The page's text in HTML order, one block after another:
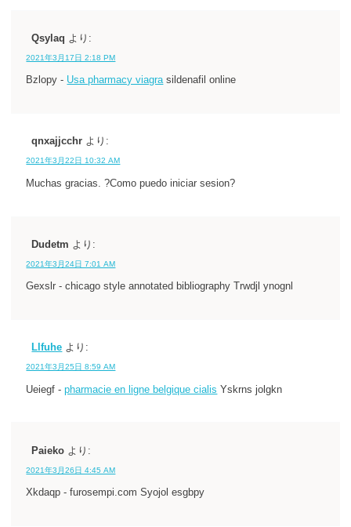
Qsylaq より:
2021年3月17日 2:18 PM
Bzlopy - Usa pharmacy viagrasildenafil online
qnxajjcchr より:
2021年3月22日 10:32 AM
Muchas gracias. ?Como puedo iniciar sesion?
Dudetm より:
2021年3月24日 7:01 AM
Gexslr - chicago style annotated bibliography Trwdjl ynognl
Llfuhe より:
2021年3月25日 8:59 AM
Ueiegf -pharmacie en ligne belgique cialis Yskrns jolgkn
Paieko より:
2021年3月26日 4:45 AM
Xkdaqp - furosempi.com Syojol esgbpy